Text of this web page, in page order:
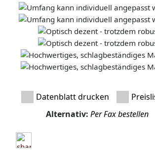
Datenblatt drucken
Alternativ: Per Fax bestellen